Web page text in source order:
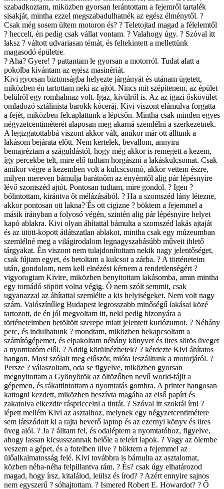
szabadkoztam, miközben gyorsan lerántottam a fejemről tartalék
sisakját, mintha ezzel megszabadulhatnék az egész élménytől. ?
Csak még sosem ültem motoron és? ? Teletojtad magad a félelemtől
? heccelt, én pedig csak vállat vontam. ? Valahogy úgy. ? Szóval itt
laksz ? váltott udvariasan témát, és feltekintett a mellettünk
magasodó épületre.
? Aha? Gyere! ? pattantam le gyorsan a motorról. Tudat alatt a
pokolba kívántam az egész masinériát.
Kivi gyorsan biztonságba helyezte járgányát és utánam ügetett,
miközben én tartottam neki az ajtót. Nincs mit szépítenem, az épület
belülről egy romhalmaz volt. Igaz, kívülről is. Az az igazi őskövület
omladozó sztálinista barokk kóceráj. Kivi viszont elámulva forgatta
a fejét, miközben felcaplattunk a lépcsőn. Mintha csak minden egyes
négyzetcentiméterét alaposan meg akarná szemlélni a szerkezetnek.
A legizgatottabbá viszont akkor vált, amikor már ott álltunk a
lakásom bejárata előtt. Nem kertelek, bevallom, annyira
bemajréztam a száguldástól, hogy még akkor is remegett a kezem,
így percekbe telt, mire elő tudtam horgászni a lakáskulcsomat. Csak
amikor végre a kezemben volt a kulcscsomó, akkor vettem észre,
milyen mereven bámulja barátnőm az enyémtől alig pár lépésnyire
lévő szomszéd ajtót. Pontosan tudtam, mire gondol. ? Igen ?
bólintottam, kirántva őt mélázásából. ? Ha a szomszéd lány létezne,
akkor pontosan ott lakna? És ott cigizne ? böktem a fejemmel a
másik irányban a folyosó végén, szintén alig pár lépésnyire helyet
kapó ablakra. Kivi olyan áhítattal bámulta a szomszéd lakás ajtaját
és az ütött-kopott átlátszatlan ablakot, mintha csak egy múzeumban
szemlélné meg a világirodalom legnagyszabásúbb műveit ihlető
tárgyakat. Én viszont nem tulajdonítottam nekik nagy jelentőséget,
csak fújtam egyet, és betoltam a kulcsot a zárba. ? A történeteim
után, gondolom, nem kell elnézést kérnem a rendetlenségért ?
vigyorogtam Kivire, miközben benyitottam lakásomba, amin mintha
egy tornádó söpört volna végig. Ő nem szólt semmit, csak
ugyanazzal az áhítattal szemlélte a kis helyiségeket. Nem volt nagy
szám. Valószínűleg Budapest legrosszabb minőségű lakásai közé
tartozott, de én jól megvoltam itt, neki pedig bizonyára a
történeteimben betöltött szerepe miatt jelentett kuriózumot. ? Néhány
perc, és indulhatunk ? mondtam, miközben bekapcsoltam a
számítógépemet, és elpakoltam néhány könyvet és üres sörös üveget
a nyomtatóm elől. ? Addig körülnézhetek? ? kérdezte Kivi áhítatos
hangon. Most szólalt meg először, mióta leszálltunk a motorjáról. ?
Persze ? válaszoltam, oda se figyelve, miközben gyorsan
megnyitottam a Gyönyörök az öltözőben nevű world-fájlt a
gépemen, és rákattintottam a nyomtatás gombra. A printer hangosan
kattogni kezdett, miközben beszívta magába az első papírt és
zakatolva elkezdte ráspriccelni a tintát. ? Szóval itt szoktál írni ?
lépett mellém Kivi az asztalhoz, melynek egy négyzetcentimétere
sem látszódott ki a rajta heverő laptop és az ezernyi könyv és üres
üveg alól. ? Ja ? álltam fel, és odaléptem a nyomtatóhoz, figyelve,
ahogy lassan kicsusszannak belőle a teleírt lapok. ? Vagy az ölembe
veszem a gépet, és a fotelben ülve ? böktem a fejemmel az
ülőalkalmatosság felé. Kivi továbbra is bámulta az asztalomat,
közben néha-néha felpillantva rám. ? És? csak úgy elhatározod
magad, hogy írsz, kitalálod, leülsz és írod? ? Azért ennyire sajnos
nem egyszerű ? sóhajtottam. ? Ismered Robert E. Howardot? ? Ő